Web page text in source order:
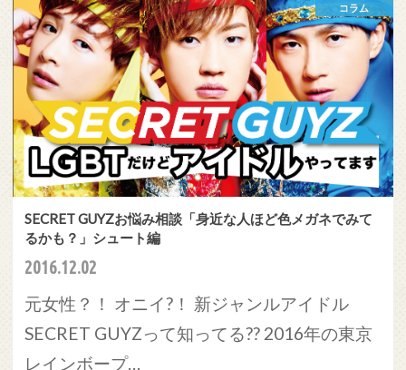
コラム
SECRET GUYZお悩み相談「身近な人ほど色メガネでみて
るかも？」シュート編
2016.12.02
元女性？！ オニイ?！ 新ジャンルアイドル
SECRET GUYZって知ってる?? 2016年の東京
レインボープ…